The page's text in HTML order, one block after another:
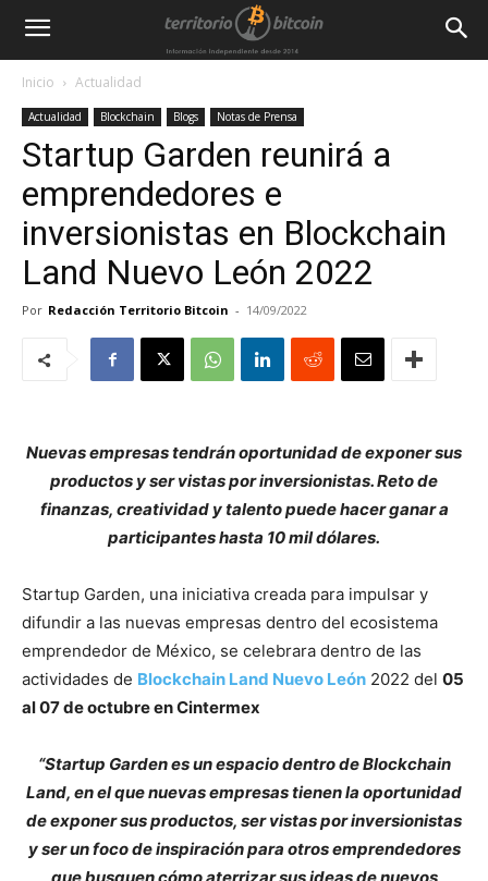
Inicio Actualidad
Actualidad Blockchain Blogs Notas de Prensa
Startup Garden reunirá a
emprendedores e
inversionistas en Blockchain
Land Nuevo León 2022
Por Redacción Territorio Bitcoin - 14/09/2022
Nuevas empresas tendrán oportunidad de exponer sus
productos y ser vistas por inversionistas. Reto de
finanzas, creatividad y talento puede hacer ganar a
participantes hasta 10 mil dólares.
Startup Garden, una iniciativa creada para impulsar y
difundir a las nuevas empresas dentro del ecosistema
emprendedor de México, se celebrara dentro de las
actividades de Blockchain Land Nuevo León 2022 del 05
al 07 de octubre en Cintermex
“Startup Garden es un espacio dentro de Blockchain
Land, en el que nuevas empresas tienen la oportunidad
de exponer sus productos, ser vistas por inversionistas
y ser un foco de inspiración para otros emprendedores